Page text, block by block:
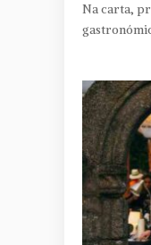
Na carta,